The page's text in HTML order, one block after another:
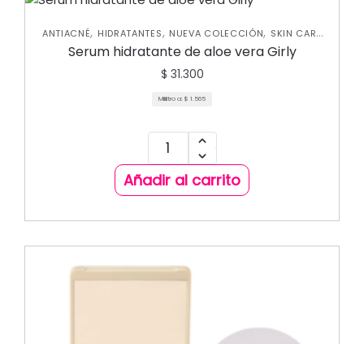
ANTIACNÉ, HIDRATANTES, NUEVA COLECCIÓN, SKIN CARE
FACIAL
Serum hidratante de aloe vera Girly
$ 31.300
Mililitro a: $ 1.565
Añadir al carrito